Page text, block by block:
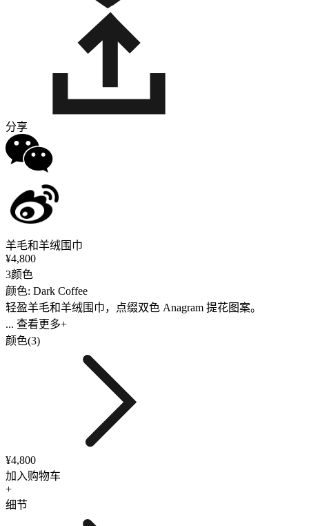
分享
羊毛和羊绒围巾
¥4,800
3颜色
颜色: Dark Coffee
轻盈羊毛和羊绒围巾，点缀双色 Anagram 提花图案。
... 查看更多+
颜色(3)
¥4,800
加入购物车
+
细节